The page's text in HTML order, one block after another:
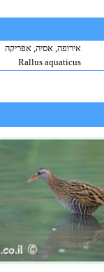
אירופה, אסיה, אפריקה
Rallus aquaticus